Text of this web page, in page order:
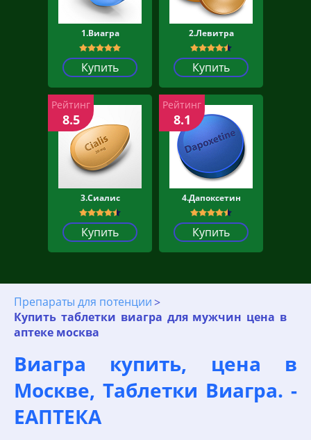
1.Виагра
Купить
2.Левитра
Купить
3.Сиалис
Купить
Рейтинг
8.5
4.Дапоксетин
Купить
Рейтинг
8.1
Препараты для потенции
Купить таблетки виагра для мужчин цена в
аптеке москва
Виагра купить, цена в
Москве, Таблетки Виагра. -
ЕАПТЕКА